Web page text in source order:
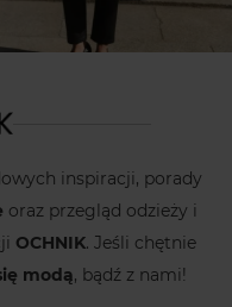
inspiracji, porady
oraz przegląd odzieży i
OCHNIK. Jeśli chętnie
modą, bądź z nami!